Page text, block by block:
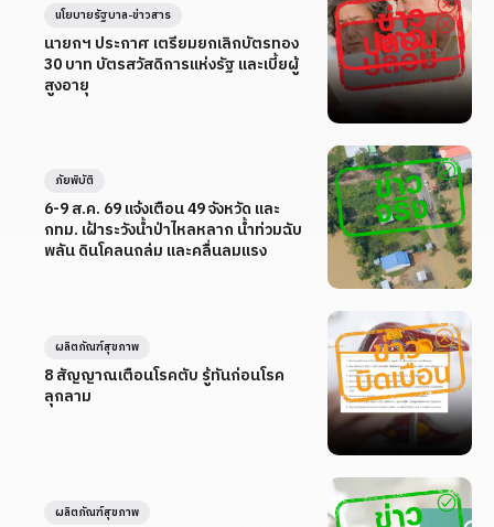
นายกฯ ประกาศ เตรียมยกเลิกบัตรทอง
30 บาท บัตรสวัสดิการแห่งรัฐ และเบี้ยผู้
สูงอายุ
นโยบายรัฐบาล-ข่าวสาร
6-9 ส.ค. 69 แจ้งเตือน 49 จังหวัด และ
กทม. เฝ้าระวังน้ำป่าไหลหลาก น้ำท่วมฉับ
พลัน ดินโคลนถล่ม และคลื่นลมแรง
ภัยพิบัติ
8 สัญญาณเตือนโรคตับ รู้ทันก่อนโรค
ลุกลาม
ผลิตภัณฑ์สุขภาพ
ผลิตภัณฑ์สุขภาพ